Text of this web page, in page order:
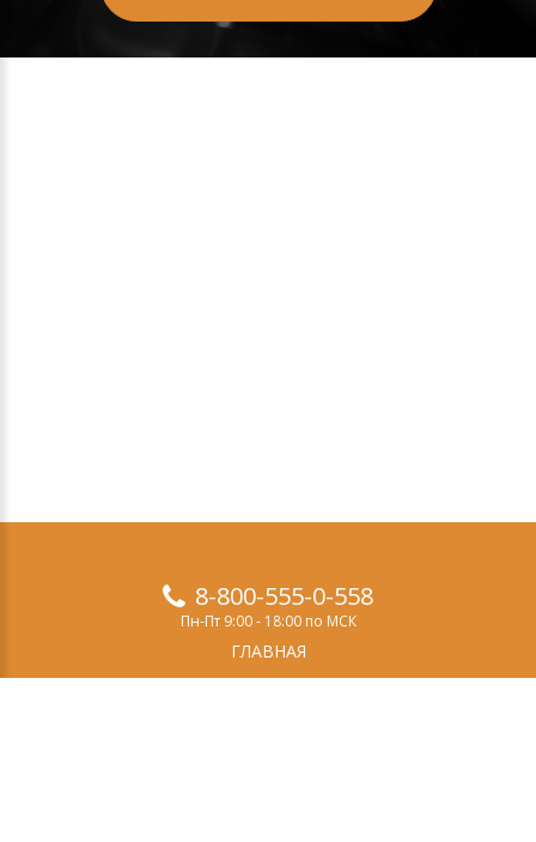
8-800-555-0-558
Пн-Пт 9:00 - 18:00 по МСК
ГЛАВНАЯ